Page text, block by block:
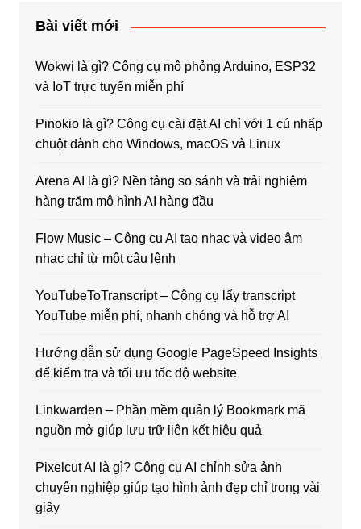
Bài viết mới
Wokwi là gì? Công cụ mô phỏng Arduino, ESP32
và IoT trực tuyến miễn phí
Pinokio là gì? Công cụ cài đặt AI chỉ với 1 cú nhấp
chuột dành cho Windows, macOS và Linux
Arena AI là gì? Nền tảng so sánh và trải nghiệm
hàng trăm mô hình AI hàng đầu
Flow Music – Công cụ AI tạo nhạc và video âm
nhạc chỉ từ một câu lệnh
YouTubeToTranscript – Công cụ lấy transcript
YouTube miễn phí, nhanh chóng và hỗ trợ AI
Hướng dẫn sử dụng Google PageSpeed Insights
để kiểm tra và tối ưu tốc độ website
Linkwarden – Phần mềm quản lý Bookmark mã
nguồn mở giúp lưu trữ liên kết hiệu quả
Pixelcut AI là gì? Công cụ AI chỉnh sửa ảnh
chuyên nghiệp giúp tạo hình ảnh đẹp chỉ trong vài
giây